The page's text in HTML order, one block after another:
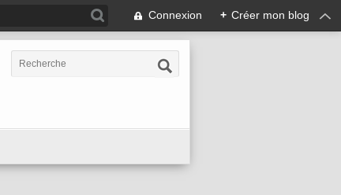
Connexion + Créer mon blog